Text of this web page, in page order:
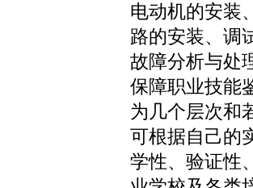
电动机的安装
路的安装、调
故障分析与处
保障职业技能
为几个层次和
可根据自己的
学性、验证性